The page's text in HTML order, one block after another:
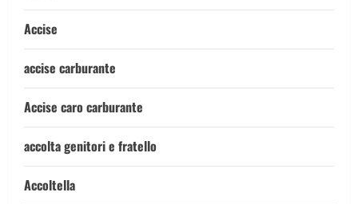
Accise
accise carburante
Accise caro carburante
accolta genitori e fratello
Accoltella